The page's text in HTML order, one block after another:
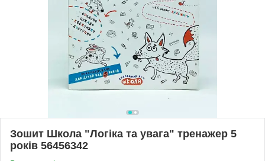
Зошит Школа "Логіка та увага" тренажер 5
років 56456342